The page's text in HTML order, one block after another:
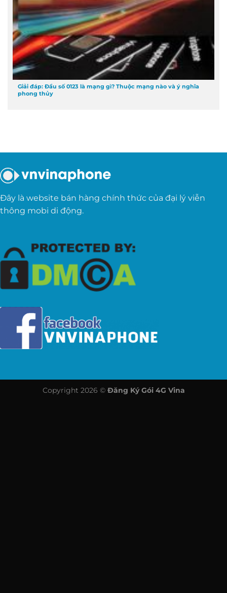
Giải đáp: Đầu số 0123 là mạng gì? Thuộc mạng nào và ý nghĩa
phong thủy
Đây là website bán hàng chính thức của đại lý viễn
thông mobi di động.
Copyright 2026 © Đăng Ký Gói 4G Vina